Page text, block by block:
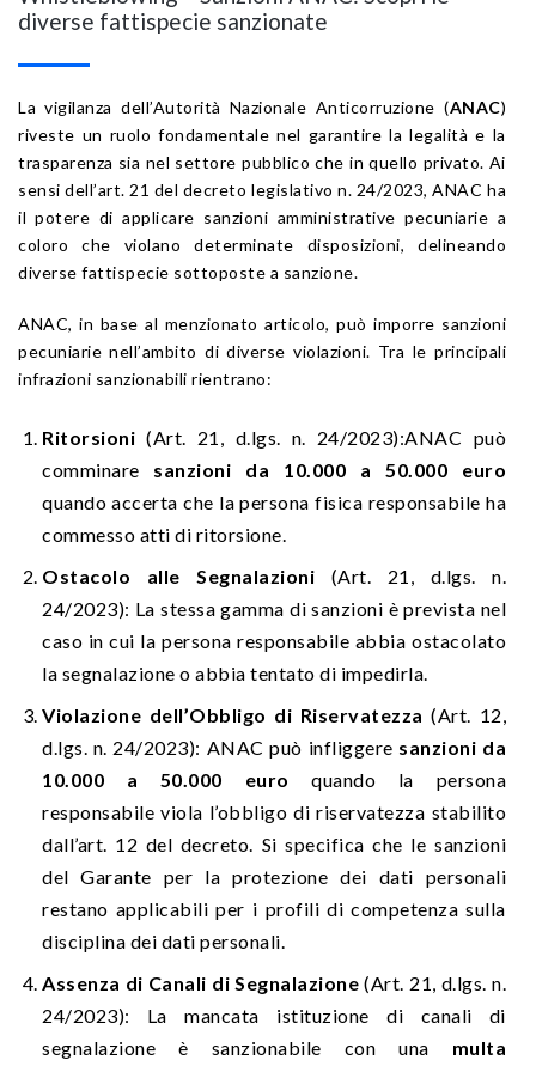
diverse fattispecie sanzionate
La vigilanza dell’Autorità Nazionale Anticorruzione (ANAC)
riveste un ruolo fondamentale nel garantire la legalità e la
trasparenza sia nel settore pubblico che in quello privato. Ai
sensi dell’art. 21 del decreto legislativo n. 24/2023, ANAC ha
il potere di applicare sanzioni amministrative pecuniarie a
coloro che violano determinate disposizioni, delineando
diverse fattispecie sottoposte a sanzione.
ANAC, in base al menzionato articolo, può imporre sanzioni
pecuniarie nell’ambito di diverse violazioni. Tra le principali
infrazioni sanzionabili rientrano:
Ritorsioni(Art. 21, d.lgs. n. 24/2023):ANAC può
comminare sanzioni da 10.000 a 50.000 euro
quando accerta che la persona fisica responsabile ha
commesso atti di ritorsione.
Ostacolo alle Segnalazioni (Art. 21, d.lgs. n.
24/2023): La stessa gamma di sanzioni è prevista nel
caso in cui la persona responsabile abbia ostacolato
la segnalazione o abbia tentato di impedirla.
Violazione dell’Obbligo di Riservatezza(Art. 12,
d.lgs. n. 24/2023): ANAC può infliggere sanzioni da
10.000 a 50.000 euro quando la persona
responsabile viola l’obbligo di riservatezza stabilito
dall’art. 12 del decreto. Si specifica che le sanzioni
del Garante per la protezione dei dati personali
restano applicabili per i profili di competenza sulla
disciplina dei dati personali.
Assenza di Canali di Segnalazione(Art. 21, d.lgs. n.
24/2023): La mancata istituzione di canali di
segnalazione è sanzionabile con una multa